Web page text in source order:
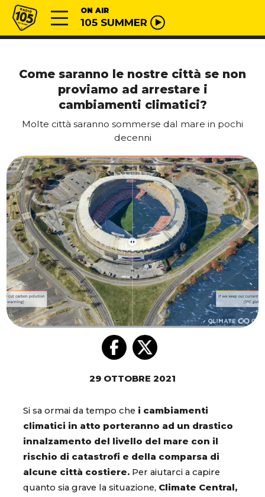
Vai al contenuto
Radio 105 ON AIR
105 SUMMER
Come saranno le nostre città se non
proviamo ad arrestare i
cambiamenti climatici?
Molte città saranno sommerse dal mare in pochi
decenni
29 OTTOBRE 2021
Si sa ormai da tempo che i cambiamenti
climatici in atto porteranno ad un drastico
innalzamento del livello del mare con il
rischio di catastrofi e della comparsa di
alcune città costiere. Per aiutarci a capire
quanto sia grave la situazione, Climate Central,